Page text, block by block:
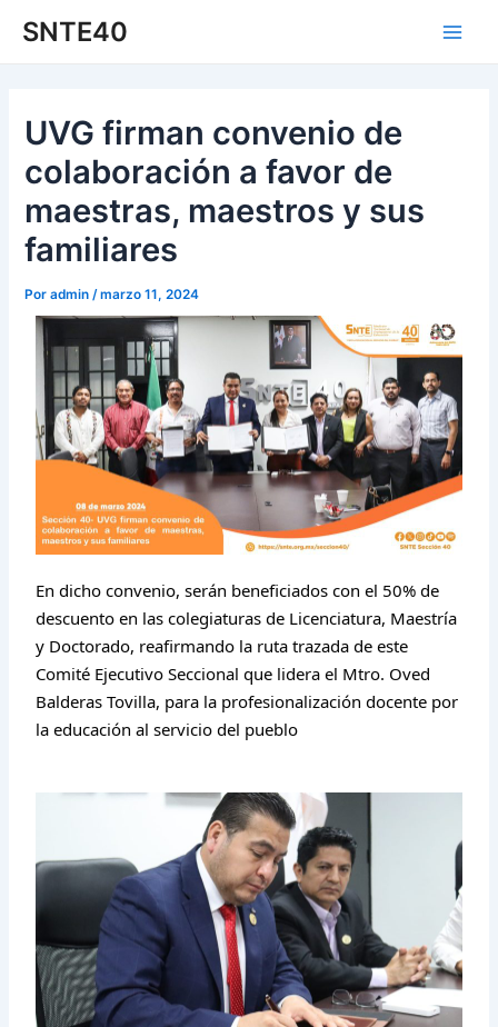
SNTE40
Main
UVG firman convenio de
colaboración a favor de
maestras, maestros y sus
familiares
Poradmin/marzo 11, 2024
En dicho convenio, serán beneficiados con el 50% de
descuento en las colegiaturas de Licenciatura, Maestría
y Doctorado, reafirmando la ruta trazada de este
Comité Ejecutivo Seccional que lidera el Mtro. Oved
Balderas Tovilla, para la profesionalización docente por
la educación al servicio del pueblo
de